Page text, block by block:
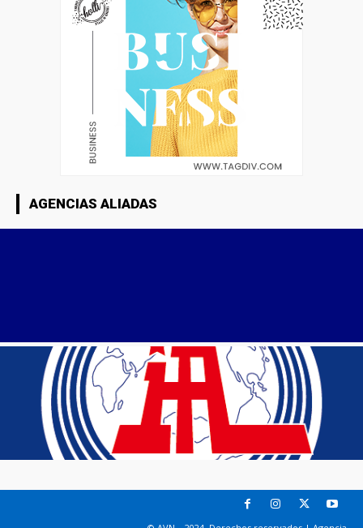
AGENCIAS ALIADAS